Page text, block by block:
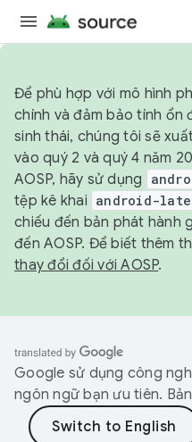
Để phù hợp với mô hình
chính và đảm bảo tính ổn
sinh thái, chúng tôi sẽ
vào quý 2 và quý 4 năm
AOSP, hãy sử dụng
tệp kê khai android-
chiếu đến bản phát hành
đến AOSP. Để biết thêm
thay đổi đối với AOSP.
Google sử dụng công
ngôn ngữ bạn ưu tiên.